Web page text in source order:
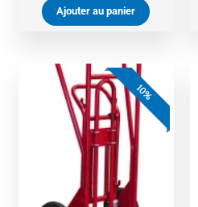
Ajouter au panier
10%
Le
prix
initial
était :
Le
prix
actuel
est :
386,00 €.